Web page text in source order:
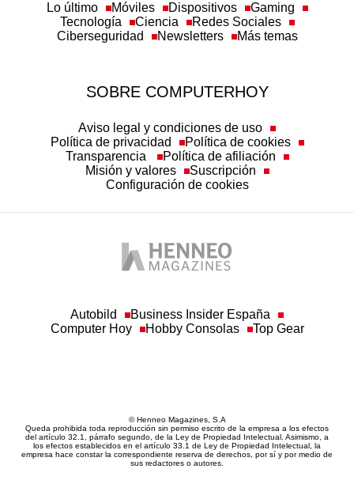
Lo último Móviles Dispositivos
Gaming
Tecnología
Ciencia
Redes Sociales
Ciberseguridad
Newsletters Más temas
SOBRE COMPUTERHOY
Aviso legal y condiciones de uso
Política de privacidad
Política de cookies
Transparencia
Política de afiliación
Misión y valores
Suscripción
Configuración de cookies
Autobild
Business Insider España
Computer Hoy
Hobby Consolas Top Gear
© Henneo Magazines, S.A
Queda prohibida toda reproducción sin permiso escrito de la empresa a los efectos
del artículo 32.1, párrafo segundo, de la Ley de Propiedad Intelectual. Asimismo, a
los efectos establecidos en el artículo 33.1 de Ley de Propiedad Intelectual, la
empresa hace constar la correspondiente reserva de derechos, por sí y por medio de
sus redactores o autores.